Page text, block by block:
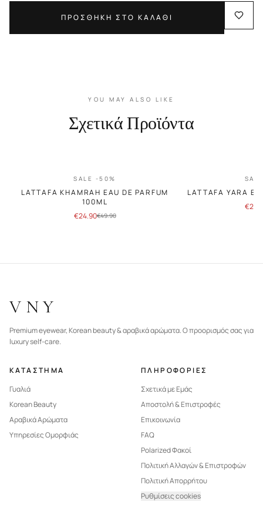
ΠΡΟΣΘΗΚΗ ΣΤΟ ΚΑΛΑΘΙ
YOU MAY ALSO LIKE
Σχετικά Προϊόντα
SALE -50%
LATTAFA KHAMRAH EAU DE PARFUM
100ML
€24.90€49.90
LATTAFA YARA
€
VNY
Premium eyewear, Korean beauty & αραβικά αρώματα. Ο προορισμός σας για
luxury self-care.
ΚΑΤΑΣΤΗΜΑ
Γυαλιά
Korean Beauty
Αραβικά Αρώματα
Υπηρεσίες Ομορφιάς
ΠΛΗΡΟΦΟΡΙΕΣ
Σχετικά με Εμάς
Αποστολή & Επιστροφές
Επικοινωνία
FAQ
Polarized Φακοί
Πολιτική Αλλαγών & Επιστροφών
Πολιτική Απορρήτου
Ρυθμίσεις cookies